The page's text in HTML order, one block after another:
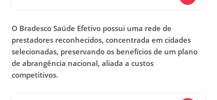
O Bradesco Saúde Efetivo possui uma rede de
prestadores reconhecidos, concentrada em cidades
selecionadas, preservando os benefícios de um plano
de abrangência nacional, aliada a custos
competitivos.